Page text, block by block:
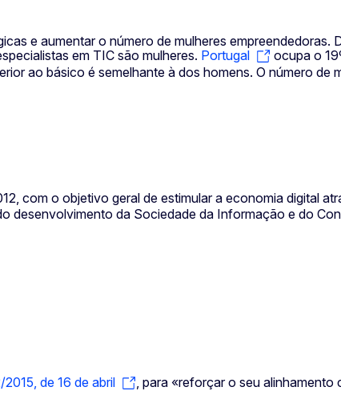
e aumentar o número de mulheres empreendedoras.
em TIC são mulheres. Portugal
ocupa o
ao básico é semelhante à dos homens. O número de
com o objetivo geral de estimular a economia digital
da Sociedade da Informação e do
de 16 de abril
, para «reforçar o seu alinhamento